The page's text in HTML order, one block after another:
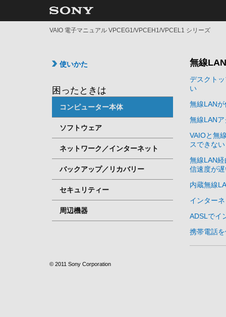
VAIO 電子マニュアル VPCEG1/VPCEH1/VPCEL1 シリーズ
使いかた
困ったときは
コンピューター本体
ソフトウェア
ネットワーク／インターネット
バックアップ／リカバリー
セキュリティー
周辺機器
無線LAN
デスクト
い
無線LAN
無線LAN
VAIOと無
スできな
無線LAN
信速度が
内蔵無線
インター
ADSLでイ
携帯電話
© 2011 Sony Corporation